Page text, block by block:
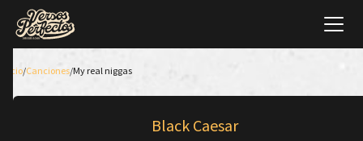
Inicio/Canciones/My real niggas
Black Caesar